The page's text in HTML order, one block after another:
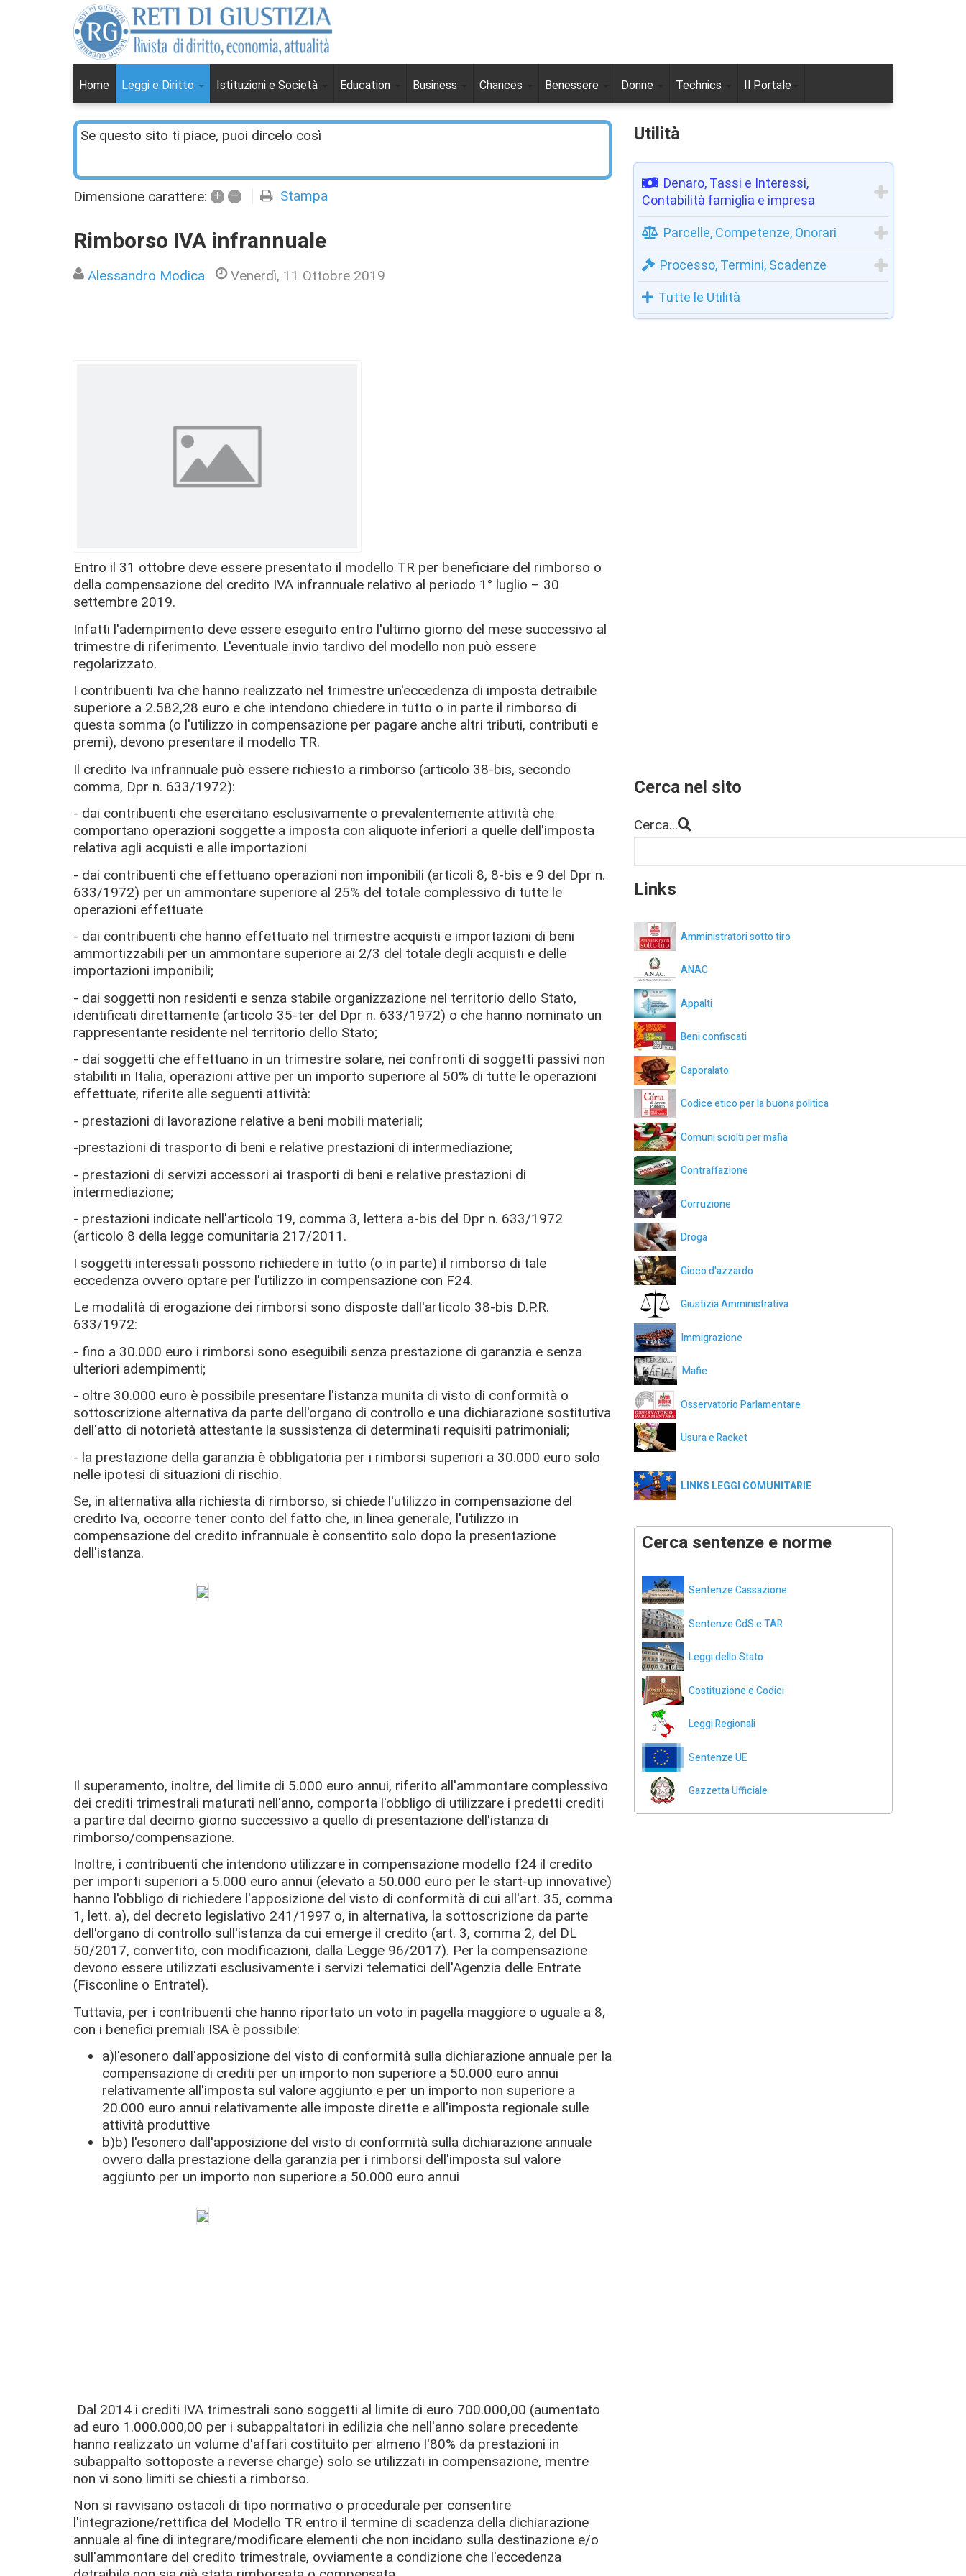
Home Leggi e Diritto Istituzioni e Società Education Business Chances Benessere Donne Technics Il Portale
Se questo sito ti piace, puoi dircelo così
Dimensione carattere: + – Stampa
Rimborso IVA infrannuale
Alessandro Modica Venerdì, 11 Ottobre 2019
Entro il 31 ottobre deve essere presentato il modello TR per beneficiare del rimborso o
della compensazione del credito IVA infrannuale relativo al periodo 1° luglio – 30
settembre 2019.
Infatti l'adempimento deve essere eseguito entro l'ultimo giorno del mese successivo al
trimestre di riferimento. L'eventuale invio tardivo del modello non può essere
regolarizzato.
I contribuenti Iva che hanno realizzato nel trimestre un'eccedenza di imposta detraibile
superiore a 2.582,28 euro e che intendono chiedere in tutto o in parte il rimborso di
questa somma (o l'utilizzo in compensazione per pagare anche altri tributi, contributi e
premi), devono presentare il modello TR.
Il credito Iva infrannuale può essere richiesto a rimborso (articolo 38-bis, secondo
comma, Dpr n. 633/1972):
- dai contribuenti che esercitano esclusivamente o prevalentemente attività che
comportano operazioni soggette a imposta con aliquote inferiori a quelle dell'imposta
relativa agli acquisti e alle importazioni
- dai contribuenti che effettuano operazioni non imponibili (articoli 8, 8-bis e 9 del Dpr n.
633/1972) per un ammontare superiore al 25% del totale complessivo di tutte le
operazioni effettuate
- dai contribuenti che hanno effettuato nel trimestre acquisti e importazioni di beni
ammortizzabili per un ammontare superiore ai 2/3 del totale degli acquisti e delle
importazioni imponibili;
- dai soggetti non residenti e senza stabile organizzazione nel territorio dello Stato,
identificati direttamente (articolo 35-ter del Dpr n. 633/1972) o che hanno nominato un
rappresentante residente nel territorio dello Stato;
- dai soggetti che effettuano in un trimestre solare, nei confronti di soggetti passivi non
stabiliti in Italia, operazioni attive per un importo superiore al 50% di tutte le operazioni
effettuate, riferite alle seguenti attività:
- prestazioni di lavorazione relative a beni mobili materiali;
-prestazioni di trasporto di beni e relative prestazioni di intermediazione;
- prestazioni di servizi accessori ai trasporti di beni e relative prestazioni di
intermediazione;
- prestazioni indicate nell'articolo 19, comma 3, lettera a-bis del Dpr n. 633/1972
(articolo 8 della legge comunitaria 217/2011.
I soggetti interessati possono richiedere in tutto (o in parte) il rimborso di tale
eccedenza ovvero optare per l'utilizzo in compensazione con F24.
Le modalità di erogazione dei rimborsi sono disposte dall'articolo 38-bis D.P.R.
633/1972:
- fino a 30.000 euro i rimborsi sono eseguibili senza prestazione di garanzia e senza
ulteriori adempimenti;
- oltre 30.000 euro è possibile presentare l'istanza munita di visto di conformità o
sottoscrizione alternativa da parte dell'organo di controllo e una dichiarazione sostitutiva
dell'atto di notorietà attestante la sussistenza di determinati requisiti patrimoniali;
- la prestazione della garanzia è obbligatoria per i rimborsi superiori a 30.000 euro solo
nelle ipotesi di situazioni di rischio.
Se, in alternativa alla richiesta di rimborso, si chiede l'utilizzo in compensazione del
credito Iva, occorre tener conto del fatto che, in linea generale, l'utilizzo in
compensazione del credito infrannuale è consentito solo dopo la presentazione
dell'istanza.
Il superamento, inoltre, del limite di 5.000 euro annui, riferito all'ammontare complessivo
dei crediti trimestrali maturati nell'anno, comporta l'obbligo di utilizzare i predetti crediti
a partire dal decimo giorno successivo a quello di presentazione dell'istanza di
rimborso/compensazione.
Inoltre, i contribuenti che intendono utilizzare in compensazione modello f24 il credito
per importi superiori a 5.000 euro annui (elevato a 50.000 euro per le start-up innovative)
hanno l'obbligo di richiedere l'apposizione del visto di conformità di cui all'art. 35, comma
1, lett. a), del decreto legislativo 241/1997 o, in alternativa, la sottoscrizione da parte
dell'organo di controllo sull'istanza da cui emerge il credito (art. 3, comma 2, del DL
50/2017, convertito, con modificazioni, dalla Legge 96/2017). Per la compensazione
devono essere utilizzati esclusivamente i servizi telematici dell'Agenzia delle Entrate
(Fisconline o Entratel).
Tuttavia, per i contribuenti che hanno riportato un voto in pagella maggiore o uguale a 8,
con i benefici premiali ISA è possibile:
a)l'esonero dall'apposizione del visto di conformità sulla dichiarazione annuale per la
compensazione di crediti per un importo non superiore a 50.000 euro annui
relativamente all'imposta sul valore aggiunto e per un importo non superiore a
20.000 euro annui relativamente alle imposte dirette e all'imposta regionale sulle
attività produttive
b)b) l'esonero dall'apposizione del visto di conformità sulla dichiarazione annuale
ovvero dalla prestazione della garanzia per i rimborsi dell'imposta sul valore
aggiunto per un importo non superiore a 50.000 euro annui
Dal 2014 i crediti IVA trimestrali sono soggetti al limite di euro 700.000,00 (aumentato
ad euro 1.000.000,00 per i subappaltatori in edilizia che nell'anno solare precedente
hanno realizzato un volume d'affari costituito per almeno l'80% da prestazioni in
subappalto sottoposte a reverse charge) solo se utilizzati in compensazione, mentre
non vi sono limiti se chiesti a rimborso.
Non si ravvisano ostacoli di tipo normativo o procedurale per consentire
l'integrazione/rettifica del Modello TR entro il termine di scadenza della dichiarazione
annuale al fine di integrare/modificare elementi che non incidano sulla destinazione e/o
sull'ammontare del credito trimestrale, ovviamente a condizione che l'eccedenza
Utilità
Denaro, Tassi e Interessi,
Contabilità famiglia e impresa
Parcelle, Competenze, Onorari
Processo, Termini, Scadenze
Tutte le Utilità
Cerca nel sito
Cerca...
Links
Amministratori sotto tiro
ANAC
Appalti
Beni confiscati
Caporalato
Codice etico per la buona politica
Comuni sciolti per mafia
Contraffazione
Corruzione
Droga
Gioco d'azzardo
Giustizia Amministrativa
Immigrazione
Mafie
Osservatorio Parlamentare
Usura e Racket
LINKS LEGGI COMUNITARIE
Cerca sentenze e norme
Sentenze Cassazione
Sentenze CdS e TAR
Leggi dello Stato
Costituzione e Codici
Leggi Regionali
Sentenze UE
Gazzetta Ufficiale